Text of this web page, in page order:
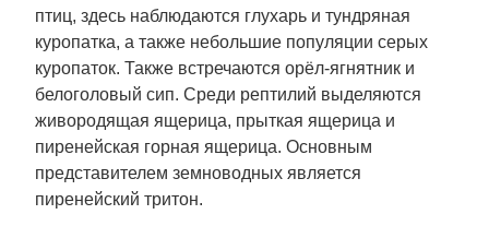
птиц, здесь наблюдаются глухарь и тундряная
куропатка, а также небольшие популяции серых
куропаток. Также встречаются орёл-ягнятник и
белоголовый сип. Среди рептилий выделяются
живородящая ящерица, прыткая ящерица и
пиренейская горная ящерица. Основным
представителем земноводных является
пиренейский тритон.